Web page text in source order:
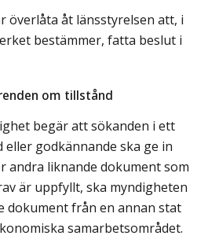
överlåta åt länsstyrelsen att, i
bestämmer, fatta beslut i
om tillstånd
begär att sökanden i ett
godkännande ska ge in
andra liknande dokument som
är uppfyllt, ska myndigheten
dokument från en annan stat
samarbetsområdet.